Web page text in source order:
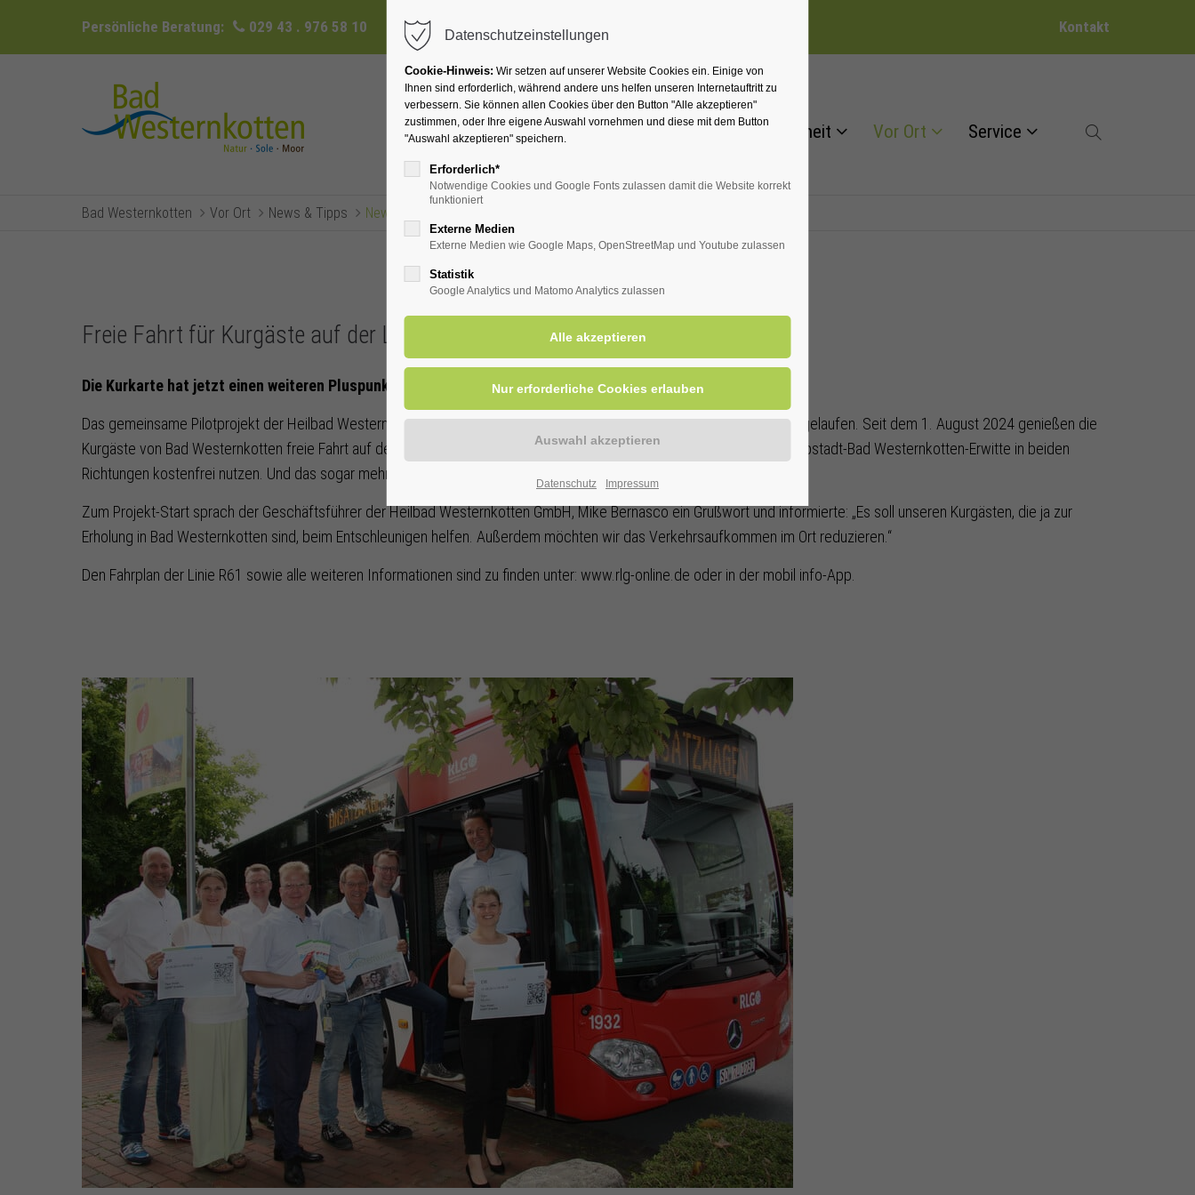
Persönliche Beratung: 029 43 . 976 58 10 info@badwesternkotten.de Kontakt
Ihr Heilbad Übernachten Für Ihre Gesundheit Vor Ort Service
Bad Westernkotten Vor Ort News & Tipps Newsreader (News & Tipps)
Freie Fahrt für Kurgäste auf der Linie R61
Die Kurkarte hat jetzt einen weiteren Pluspunkt
Das gemeinsame Pilotprojekt der Heilbad Westernkotten GmbH und der Regionalverkehr Ruhr-Lippe GmbH (RLG) ist angelaufen. Seit dem 1. August 2024 genießen die
Kurgäste von Bad Westernkotten freie Fahrt auf der Linie R61. Mit ihrer Kurkarte können sie die beliebte Verbindung Lippstadt-Bad Westernkotten-Erwitte in beiden
Richtungen kostenfrei nutzen. Und das sogar mehrfach täglich.
Zum Projekt-Start sprach der Geschäftsführer der Heilbad Westernkotten GmbH, Mike Bernasco ein Grußwort und informierte: „Es soll unseren Kurgästen, die ja zur
Erholung in Bad Westernkotten sind, beim Entschleunigen helfen. Außerdem möchten wir das Verkehrsaufkommen im Ort reduzieren.“
Den Fahrplan der Linie R61 sowie alle weiteren Informationen sind zu finden unter: www.rlg-online.de oder in der mobil info-App.
Datenschutzeinstellungen
Cookie-Hinweis: Wir setzen auf unserer Website Cookies ein. Einige von
Ihnen sind erforderlich, während andere uns helfen unseren Internetauftritt zu
verbessern. Sie können allen Cookies über den Button "Alle akzeptieren"
zustimmen, oder Ihre eigene Auswahl vornehmen und diese mit dem Button
"Auswahl akzeptieren" speichern.
Erforderlich*
Notwendige Cookies und Google Fonts zulassen damit die Website korrekt
funktioniert
Externe Medien
Externe Medien wie Google Maps, OpenStreetMap und Youtube zulassen
Statistik
Google Analytics und Matomo Analytics zulassen
Datenschutz Impressum